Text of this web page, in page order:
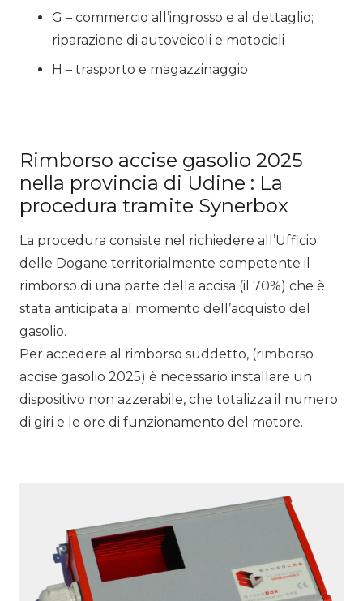
G – commercio all’ingrosso e al dettaglio;
riparazione di autoveicoli e motocicli
H – trasporto e magazzinaggio
Rimborso accise gasolio 2025
nella provincia di Udine : La
procedura tramite Synerbox
La procedura consiste nel richiedere all’Ufficio
delle Dogane territorialmente competente il
rimborso di una parte della accisa (il 70%) che è
stata anticipata al momento dell’acquisto del
gasolio.
Per accedere al rimborso suddetto, (rimborso
accise gasolio 2025) è necessario installare un
dispositivo non azzerabile, che totalizza il numero
di giri e le ore di funzionamento del motore.